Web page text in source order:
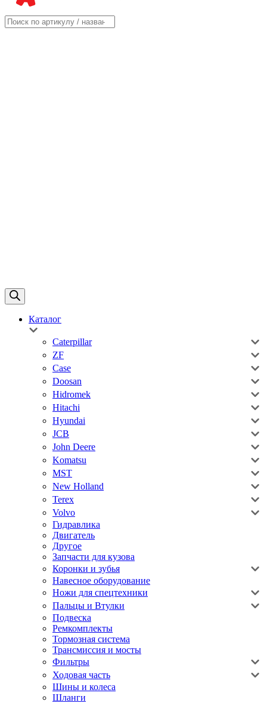
Каталог
Caterpillar
ZF
Case
Doosan
Hidromek
Hitachi
Hyundai
JCB
John Deere
Komatsu
MST
New Holland
Terex
Volvo
Гидравлика
Двигатель
Другое
Запчасти для кузова
Коронки и зубья
Навесное оборудование
Ножи для спецтехники
Пальцы и Втулки
Подвеска
Ремкомплекты
Тормозная система
Трансмиссия и мосты
Фильтры
Ходовая часть
Шины и колеса
Шланги